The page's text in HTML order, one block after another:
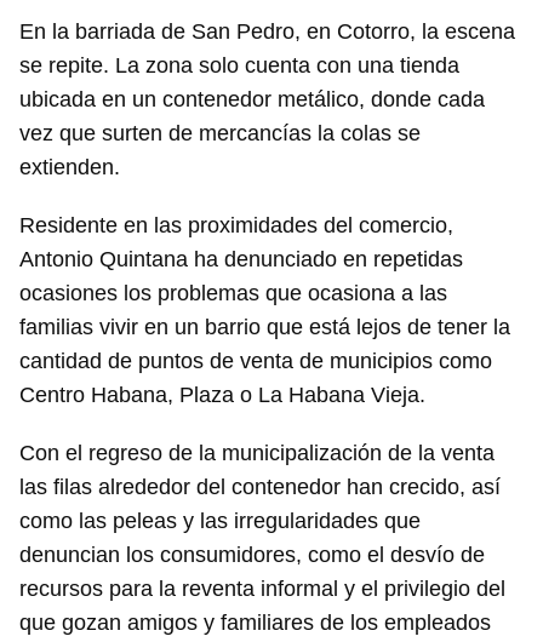
En la barriada de San Pedro, en Cotorro, la escena
se repite. La zona solo cuenta con una tienda
ubicada en un contenedor metálico, donde cada
vez que surten de mercancías la colas se
extienden.
Residente en las proximidades del comercio,
Antonio Quintana ha denunciado en repetidas
ocasiones los problemas que ocasiona a las
familias vivir en un barrio que está lejos de tener la
cantidad de puntos de venta de municipios como
Centro Habana, Plaza o La Habana Vieja.
Con el regreso de la municipalización de la venta
las filas alrededor del contenedor han crecido, así
como las peleas y las irregularidades que
denuncian los consumidores, como el desvío de
recursos para la reventa informal y el privilegio del
que gozan amigos y familiares de los empleados